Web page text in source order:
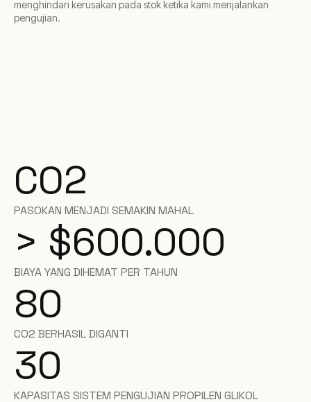
menghindari kerusakan pada stok ketika kami menjalankan
pengujian.
CO2
PASOKAN MENJADI SEMAKIN MAHAL
> $600.000
BIAYA YANG DIHEMAT PER TAHUN
80
CO2 BERHASIL DIGANTI
30
KAPASITAS SISTEM PENGUJIAN PROPILEN GLIKOL